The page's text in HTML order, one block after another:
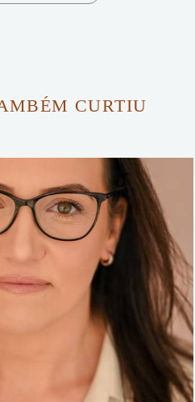
CURTIU